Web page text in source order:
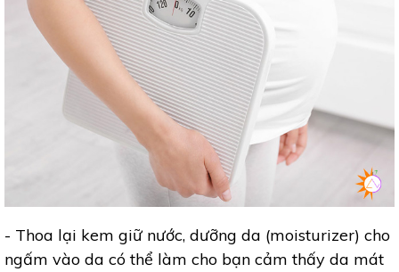
- Thoa lại kem giữ nước, dưỡng da (moisturizer) cho
ngấm vào da có thể làm cho bạn cảm thấy da mát